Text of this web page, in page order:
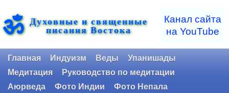
ॐ Духовные и священные
писания Востока
Канал сайта
на YouTube
Главная Индуизм Веды
Упанишады
Медитация
Руководство по медитации
Аюрведа
Фото Индии Фото Непала